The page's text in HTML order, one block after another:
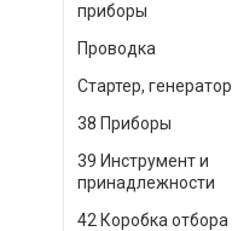
приборы
Проводка
Стартер, генератор
38 Приборы
39 Инструмент и
принадлежности
42 Коробка отбора